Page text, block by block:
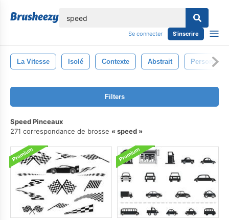
Se connecter S'inscrire
La Vitesse Isolé Contexte Abstrait Personne
Filters
Speed Pinceaux
271 correspondance de brosse
speed